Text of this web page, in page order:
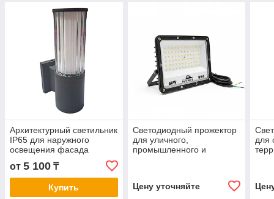
Архитектурный светильник
IP65 для наружного
освещения фасада
от 5 100 ₸
Купить
Светодиодный прожектор
для уличного,
промышленного и
Цену уточняйте
для